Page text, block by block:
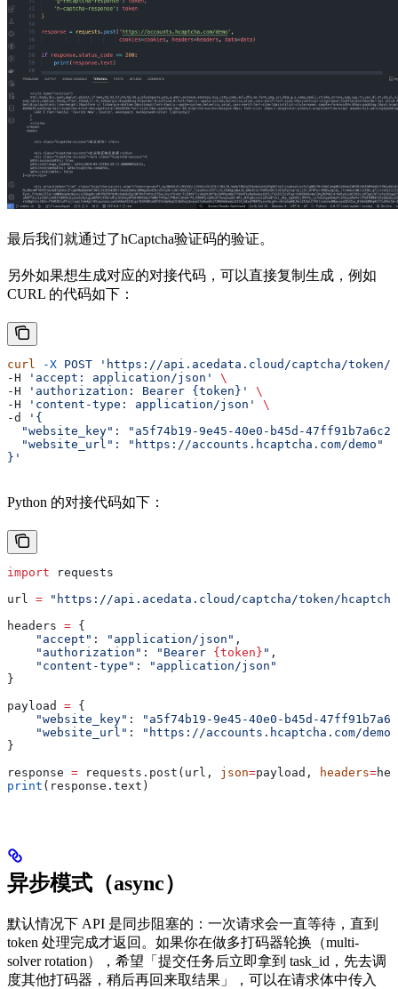
最后我们就通过了hCaptcha验证码的验证。
另外如果想生成对应的对接代码，可以直接复制生成，例如
CURL 的代码如下：
curl -X POST 'https://api.acedata.cloud/captcha/token/
-H
'accept: application/json'
\
-H
'authorization: Bearer {token}'
\
-H
'content-type: application/json'
\
-d
'{
"website_key": "a5f74b19-9e45-40e0-b45d-
  "website_url": "https://accounts.hcaptcha.com/demo"
}'
Python 的对接代码如下：
import requests
url = "https://api.acedata.cloud/captcha/token/
headers = {
    "accept"
: "application/json" ,
    "authorization"
: "Bearer {token} " ,
    "content-type"
:
"application/json"
}
payload = {
    "website_key"
:
"a5f74b19-9e45-40e0-b45d-
    "website_url"
:
"https://accounts.hcaptcha.com/demo"
}
response = requests.post(url, json=payload, headers=
print (response.text)
异步模式（async）
默认情况下 API 是同步阻塞的：一次请求会一直等待，直到
token 处理完成才返回。如果你在做多打码器轮换（multi-
solver rotation），希望「提交任务后立即拿到 task_id，先去调
度其他打码器，稍后再回来取结果」，可以在请求体中传入